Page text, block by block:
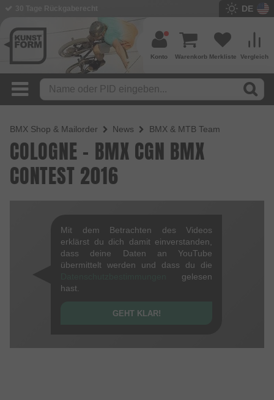
DE
Vergleich
Merkliste
Warenkorb
Konto
BMX Shop & Mailorder News BMX & MTB Team
COLOGNE - BMX CGN BMX
CONTEST 2016
Mit dem Betrachten des Videos
erklärst du dich damit einverstanden,
dass deine Daten an YouTube
übermittelt werden und dass du die
gelesen
hast.
GEHT KLAR!